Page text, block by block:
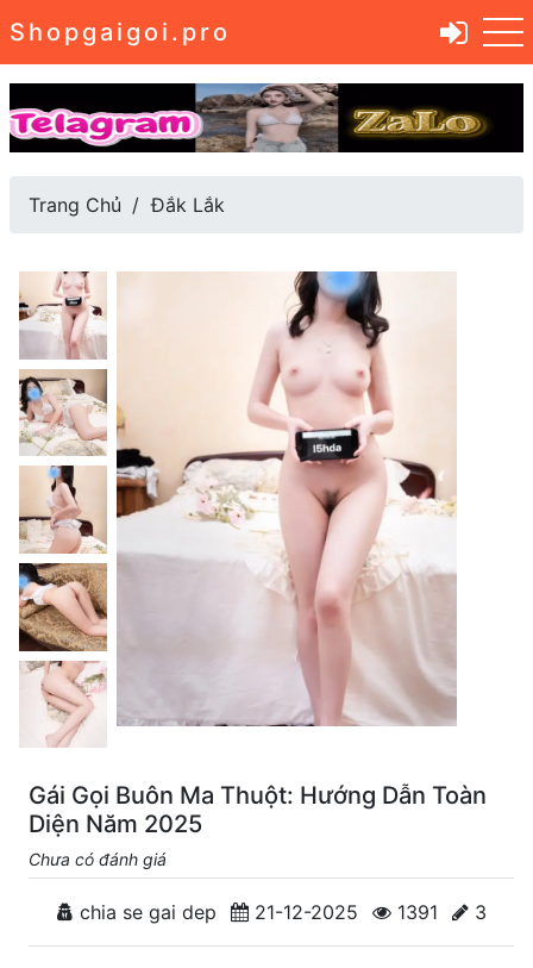
Shopgaigoi.pro
Trang Chủ Đắk Lắk
Gái Gọi Buôn Ma Thuột: Hướng Dẫn Toàn
Diện Năm 2025
Chưa có đánh giá
chia se gai dep 21-12-2025 1391 3